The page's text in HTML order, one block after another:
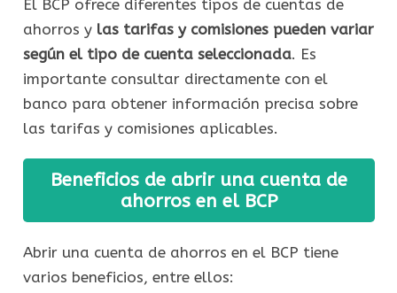
El BCP ofrece diferentes tipos de cuentas de
ahorros y las tarifas y comisiones pueden variar
según el tipo de cuenta seleccionada. Es
importante consultar directamente con el
banco para obtener información precisa sobre
las tarifas y comisiones aplicables.
Beneficios de abrir una cuenta de
ahorros en el BCP
Abrir una cuenta de ahorros en el BCP tiene
varios beneficios, entre ellos: